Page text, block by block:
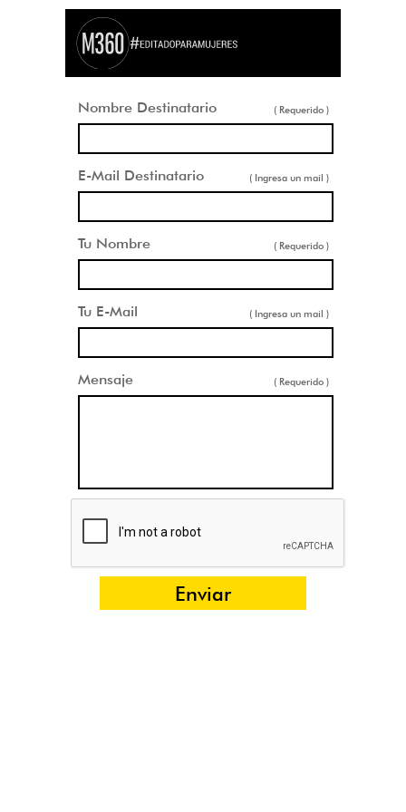
Nombre Destinatario ( Requerido )
E-Mail Destinatario ( Ingresa un mail )
Tu Nombre ( Requerido )
Tu E-Mail ( Ingresa un mail )
Mensaje ( Requerido )